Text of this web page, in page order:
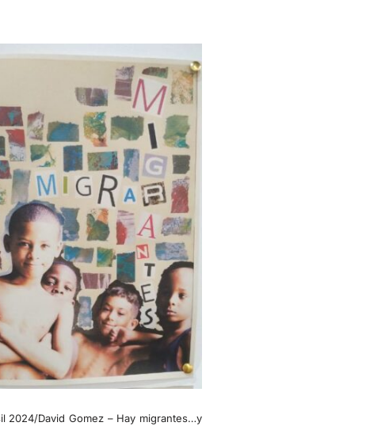
2024/David Gomez – Hay migrantes…y